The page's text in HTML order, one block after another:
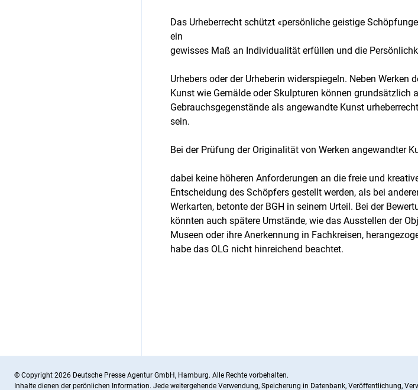
Das Urheberrecht schützt «persönliche geistige
ein
gewisses Maß an Individualität erfüllen und die
Urhebers oder der Urheberin widerspiegeln. Neben Werken
Kunst wie Gemälde oder Skulpturen können grundsätzlich
Gebrauchsgegenstände als angewandte Kunst
sein.
Bei der Prüfung der Originalität von Werken angewandter
dabei keine höheren Anforderungen an die freie und
Entscheidung des Schöpfers gestellt werden, als bei
Werkarten, betonte der BGH in seinem Urteil. Bei der
könnten auch spätere Umstände, wie das Ausstellen der
Museen oder ihre Anerkennung in Fachkreisen,
habe das OLG nicht hinreichend beachtet.
© Copyright 2026 Deutsche Presse Agentur GmbH, Hamburg. Alle Rechte vorbehalten.
Inhalte dienen der perönlichen Information. Jede weitergehende Verwendung, Speicherung in Datenbank, Veröffentlichung,